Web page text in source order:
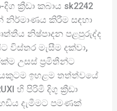
ක්‍රීඩා කබාය sk2242
නිර්මාණය කිරීම සඳහා
නිෂ්පාදන පළපුරුද්ද
විස්තර මැසීම දක්වා,
උසස් ප්‍රමිතීන්ට
ඉහළම තත්ත්වයේ
හි පිරිමි දිගු ක්‍රීඩා
දැමීමට පමණක්